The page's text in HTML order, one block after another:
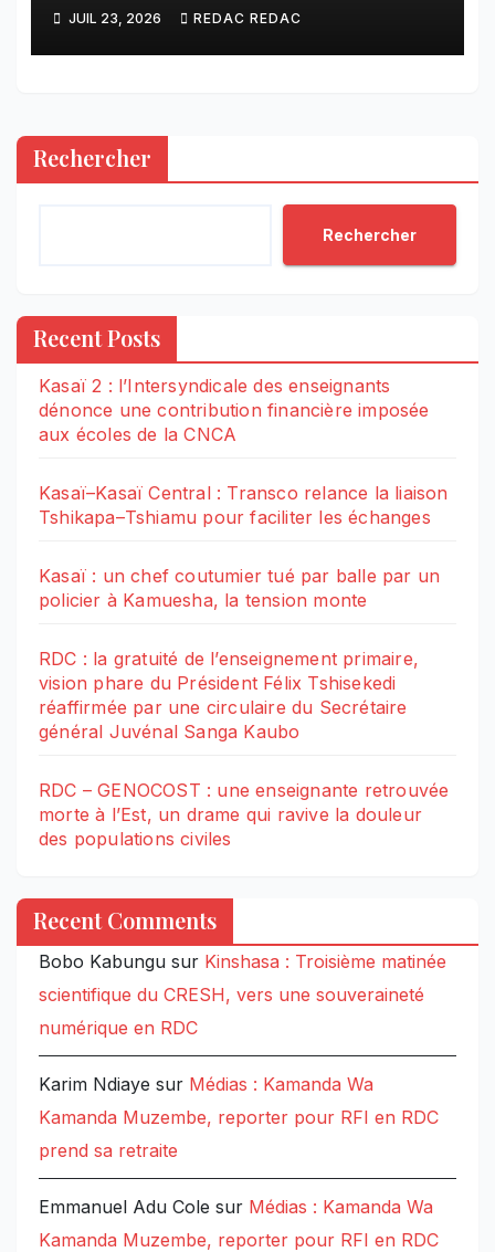
Tshikapa
JUIL 23, 2026 REDAC REDAC
Rechercher
Rechercher
Recent Posts
Kasaï 2 : l’Intersyndicale des enseignants
dénonce une contribution financière imposée
aux écoles de la CNCA
Kasaï–Kasaï Central : Transco relance la liaison
Tshikapa–Tshiamu pour faciliter les échanges
Kasaï : un chef coutumier tué par balle par un
policier à Kamuesha, la tension monte
RDC : la gratuité de l’enseignement primaire,
vision phare du Président Félix Tshisekedi
réaffirmée par une circulaire du Secrétaire
général Juvénal Sanga Kaubo
RDC – GENOCOST : une enseignante retrouvée
morte à l’Est, un drame qui ravive la douleur
des populations civiles
Recent Comments
Bobo Kabungu sur Kinshasa : Troisième matinée
scientifique du CRESH, vers une souveraineté
numérique en RDC
Karim Ndiaye sur Médias : Kamanda Wa
Kamanda Muzembe, reporter pour RFI en RDC
prend sa retraite
Emmanuel Adu Cole sur Médias : Kamanda Wa
Kamanda Muzembe, reporter pour RFI en RDC